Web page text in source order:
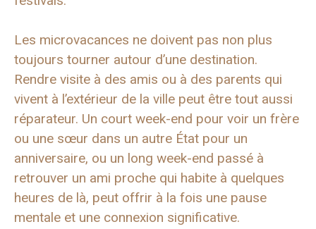
Les microvacances ne doivent pas non plus
toujours tourner autour d’une destination.
Rendre visite à des amis ou à des parents qui
vivent à l’extérieur de la ville peut être tout aussi
réparateur. Un court week-end pour voir un frère
ou une sœur dans un autre État pour un
anniversaire, ou un long week-end passé à
retrouver un ami proche qui habite à quelques
heures de là, peut offrir à la fois une pause
mentale et une connexion significative.